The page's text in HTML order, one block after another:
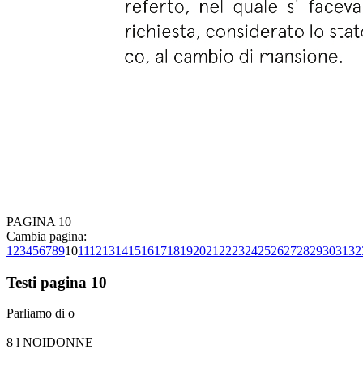
PAGINA 10
Cambia pagina:
1 23456789101112131415161718192021 2223242526272829303132
Testi pagina 10
Parliamo di o
8 l NOIDONNE